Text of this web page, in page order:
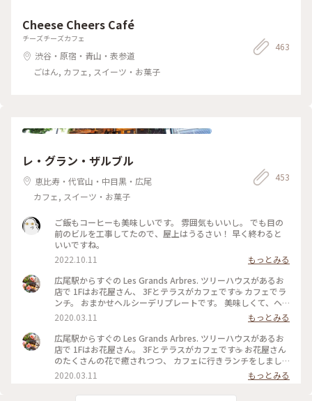
Cheese Cheers Café
チーズチーズカフェ
渋谷・原宿・青山・表参道
ごはん, カフェ, スイーツ・お菓子
463
レ・グラン・ザルブル
恵比寿・代官山・中目黒・広尾
カフェ, スイーツ・お菓子
453
ご飯もコーヒーも美味しいです。 雰囲気もいいし。 でも目の
前のビルを工事してたので、屋上はうるさい！ 早く終わると
いいですね。
2022.10.11
もっとみる
広尾駅からすぐの Les Grands Arbres. ツリーハウスがあるお
店で 1Fはお花屋さん、 3Fとテラスがカフェです☕️ カフェでラ
ンチ。 おまかせヘルシーデリプレートです。 美味しくて、ヘ
ルシー（*'∀'人）*+ 野菜がたっぷりとれます。 スープとパン
付きです🥪 #レグランザンブル #lesgrandsarbres #広尾 #東京
#わたしの街 #カフェ #花屋 #南麻布
2020.03.11
もっとみる
広尾駅からすぐの Les Grands Arbres. ツリーハウスがあるお
店で 1Fはお花屋さん。 3Fとテラスがカフェです☕️ お花屋さん
のたくさんの花で癒されつつ、 カフェに行きランチをしまし
た☺️ #レグランザンブル #lesgrandsarbres #ツリーハウス #メ
ルヘン #わたしの街 #東京 #広尾 #花屋 #カフェ
2020.03.11 もっとみる